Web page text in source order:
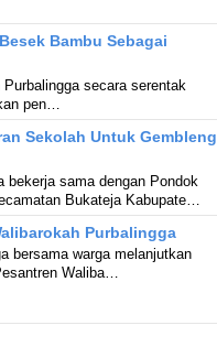
Bambu Sebagai
secara serentak
pen…
Sekolah Untuk Gembleng
bekerja sama dengan Pondok
Bukateja Kabupate…
Purbalingga
bersama warga melanjutkan
Waliba…